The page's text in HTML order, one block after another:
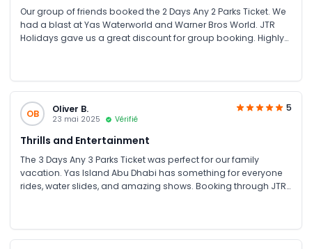
Our group of friends booked the 2 Days Any 2 Parks Ticket. We
had a blast at Yas Waterworld and Warner Bros World. JTR
Holidays gave us a great discount for group booking. Highly
OB Oliver B.
23 mai 2025 Vérifié
5
Thrills and Entertainment
The 3 Days Any 3 Parks Ticket was perfect for our family
vacation. Yas Island Abu Dhabi has something for everyone
rides, water slides, and amazing shows. Booking through JTR